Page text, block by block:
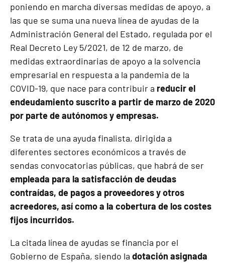
poniendo en marcha diversas medidas de apoyo, a
las que se suma una nueva línea de ayudas de la
Administración General del Estado, regulada por el
Real Decreto Ley 5/2021, de 12 de marzo, de
medidas extraordinarias de apoyo a la solvencia
empresarial en respuesta a la pandemia de la
COVID-19, que nace para contribuir a reducir el
endeudamiento suscrito a partir de marzo de 2020
por parte de autónomos y empresas.
Se trata de una ayuda finalista, dirigida a
diferentes sectores económicos a través de
sendas convocatorias públicas, que habrá de ser
empleada para la satisfacción de deudas
contraídas, de pagos a proveedores y otros
acreedores, así como a la cobertura de los costes
fijos incurridos.
La citada línea de ayudas se financia por el
Gobierno de España, siendo la dotación asignada